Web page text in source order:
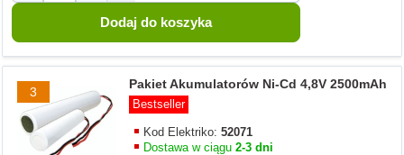
3
Pakiet Akumulatorów Ni-Cd 4,8V 2500mAh
Bestseller
Kod Elektriko:52071
Dostawa w ciągu2-3 dni